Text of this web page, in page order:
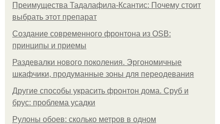
Преимущества Тадалафила-Ксантис: Почему стоит
выбрать этот препарат
Создание современного фронтона из OSB:
принципы и приемы
Раздевалки нового поколения. Эргономичные
шкафчики, продуманные зоны для переодевания
Другие способы украсить фронтон дома. Сруб и
брус: проблема усадки
Рулоны обоев: сколько метров в одном